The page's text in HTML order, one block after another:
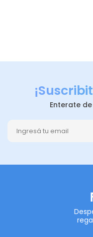
Enterate